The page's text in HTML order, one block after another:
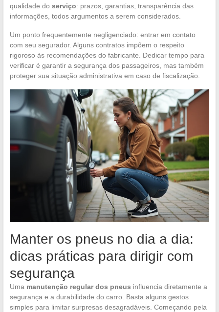
qualidade do serviço: prazos, garantias, transparência das
informações, todos argumentos a serem considerados.
Um ponto frequentemente negligenciado: entrar em contato
com seu segurador. Alguns contratos impõem o respeito
rigoroso às recomendações do fabricante. Dedicar tempo para
verificar é garantir a segurança dos passageiros, mas também
proteger sua situação administrativa em caso de fiscalização.
Manter os pneus no dia a dia:
dicas práticas para dirigir com
segurança
Uma manutenção regular dos pneus influencia diretamente a
segurança e a durabilidade do carro. Basta alguns gestos
simples para limitar surpresas desagradáveis. Começando pela